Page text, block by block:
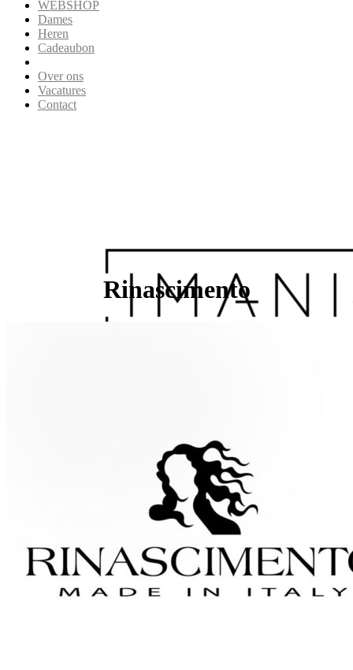
WEBSHOP
Dames
Heren
Cadeaubon
Over ons
Vacatures
Contact
Heren
Cadeaubon
Over ons
Rinascimento